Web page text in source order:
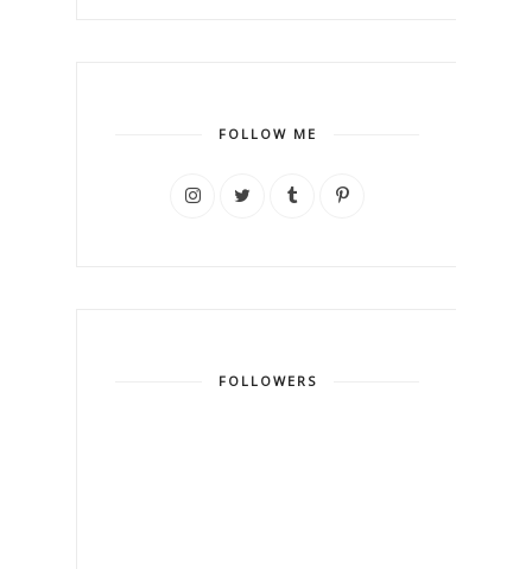
FOLLOW ME
FOLLOWERS